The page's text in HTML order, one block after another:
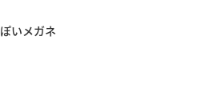
いメガネ